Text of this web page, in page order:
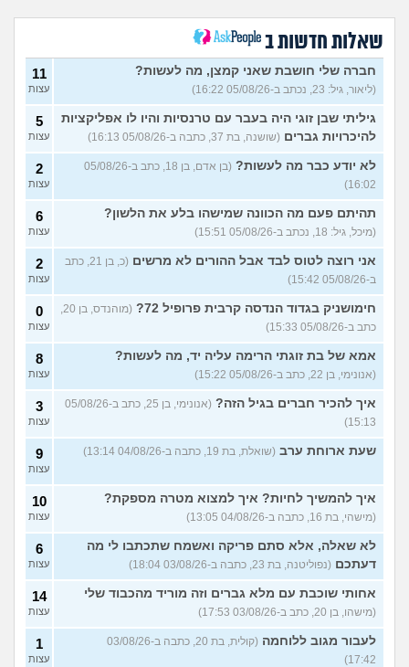
(אנונימי, בן 25)
הרס עצמי בזוגיות (ט אנונימית,
בת 23)
עצות
עדיין מוצצת אצבע כהרגעה,
מה ניתן לעשות?
(נרקיס, בת
30)
7
עצות
מסדר את ארון הילדות בבית
ההורים ומוצף בזכרונות. איך
להתמודד?
5
עצות
איך מפסיקים לפחד מזה שהזמן
עובר?
(אליזבת, בת 24)
9
עצות
עם מי אנשים מתייעצים כל
5
עצות
ורוצה לחזור לזה! (זלדוס, בן 22) עצות
בודדה מאוד בלי חברים כבר 5
שנים ולא יודעת איפה להכיר
(עדן, בת 23)
5
עצות
עוד שאלות חדשות במדור
שאלות חדשות ב
חברה שלי חושבת שאני קמצן, מה לעשות?
(ליאור, גיל: 23, נכתב ב-05/08/26 16:22)
11
עצות
גיליתי שבן זוגי היה בעבר עם טרנסיות והיו לו אפליקציות
להיכרויות גברים (שושנה, בת 37, כתבה ב-05/08/26 16:13)
5
עצות
לא יודע כבר מה לעשות?
(בן אדם, בן 18, כתב ב-05/08/26
16:02)
2
עצות
תהיתם פעם מה הכוונה שמישהו בלע את הלשון?
(מיכל, גיל: 18, נכתב ב-05/08/26 15:51)
6
עצות
אני רוצה לטוס לבד אבל ההורים לא מרשים
(כ, בן 21, כתב
ב-05/08/26 15:42)
2
עצות
חימושניק בגדוד הנדסה קרבית פרופיל 72?
(מוהנדס, בן 20,
כתב ב-05/08/26 15:33)
0
עצות
אמא של בת זוגתי הרימה עליה יד, מה לעשות?
(אנונימי, בן 22, כתב ב-05/08/26 15:22)
8
עצות
איך להכיר חברים בגיל הזה?
(אנונימי, בן 25, כתב ב-05/08/26
15:13)
3
עצות
שעת ארוחת ערב (שואלת, בת 19, כתבה ב-04/08/26 13:14) 9
עצות
איך להמשיך לחיות? איך למצוא מטרה מספקת?
(מישהי, בת 16, כתבה ב-04/08/26 13:05)
10
עצות
לא שאלה, אלא סתם פריקה ואשמח שתכתבו לי מה
דעתכם (נפוליטנה, בת 23, כתבה ב-03/08/26 18:04)
6
עצות
אחותי שוכבת עם מלא גברים וזה מוריד מהכבוד שלי
(מישהו, בן 20, כתב ב-03/08/26 17:53)
14
עצות
לעבור מגוב ללוחמה
(קולית, בת 20, כתבה ב-03/08/26
17:42)
1
עצות